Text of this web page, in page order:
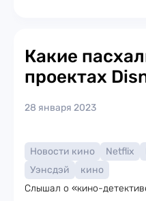
Какие
проектах
28 января 2023
Новости кино Netflix
Уэнсдэй
кино
Слышал о «кино-